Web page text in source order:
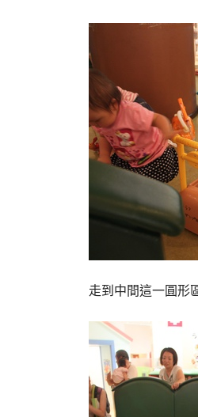
走到中間這一圓形